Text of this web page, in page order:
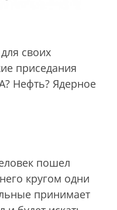
своих
приседания
Нефть? Ядерное
пошел
кругом одни
принимает